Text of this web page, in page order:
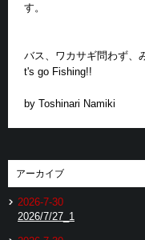
す。
バス、ワカサギ問わず、
t's go Fishing!!
by Toshinari Namiki
アーカイブ
2026-7-30
2026/7/27_1